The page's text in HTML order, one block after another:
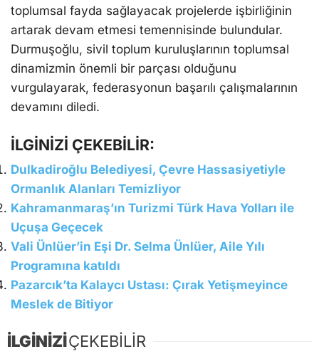
toplumsal fayda sağlayacak projelerde işbirliğinin
artarak devam etmesi temennisinde bulundular.
Durmuşoğlu, sivil toplum kuruluşlarının toplumsal
dinamizmin önemli bir parçası olduğunu
vurgulayarak, federasyonun başarılı çalışmalarının
devamını diledi.
İLGİNİZİ ÇEKEBİLİR:
Dulkadiroğlu Belediyesi, Çevre Hassasiyetiyle
Ormanlık Alanları Temizliyor
Kahramanmaraş’ın Turizmi Türk Hava Yolları ile
Uçuşa Geçecek
Vali Ünlüer’in Eşi Dr. Selma Ünlüer, Aile Yılı
Programına katıldı
Pazarcık’ta Kalaycı Ustası: Çırak Yetişmeyince
Meslek de Bitiyor
İLGİNİZİÇEKEBİLİR